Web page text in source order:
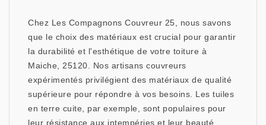
Chez Les Compagnons Couvreur 25, nous savons
que le choix des matériaux est crucial pour garantir
la durabilité et l'esthétique de votre toiture à
Maiche, 25120. Nos artisans couvreurs
expérimentés privilégient des matériaux de qualité
supérieure pour répondre à vos besoins. Les tuiles
en terre cuite, par exemple, sont populaires pour
leur résistance aux intempéries et leur beauté